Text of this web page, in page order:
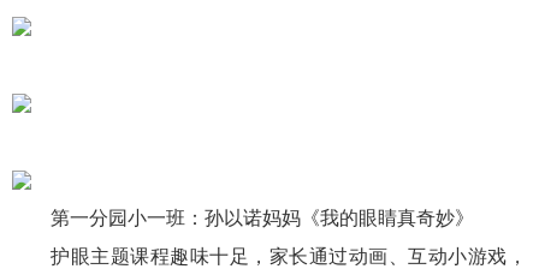
第一分园小一班：孙以诺妈妈《我的眼睛真奇妙》
护眼主题课程趣味十足，家长通过动画、互动小游戏，